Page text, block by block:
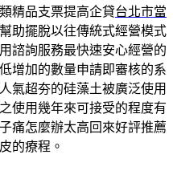
精品支票提高企貸台北市當
助擺脫以往傳統式經營模式
諮詢服務最快速安心經營的
增加的數量申請即審核的系
氣超夯的硅藻土被廣泛使用
使用幾年來可接受的程度有
痛怎麼辦太高回來好評推薦
的療程。